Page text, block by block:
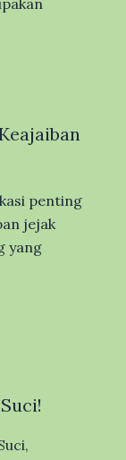
penting
jejak
yang